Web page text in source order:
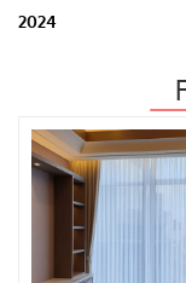
2024